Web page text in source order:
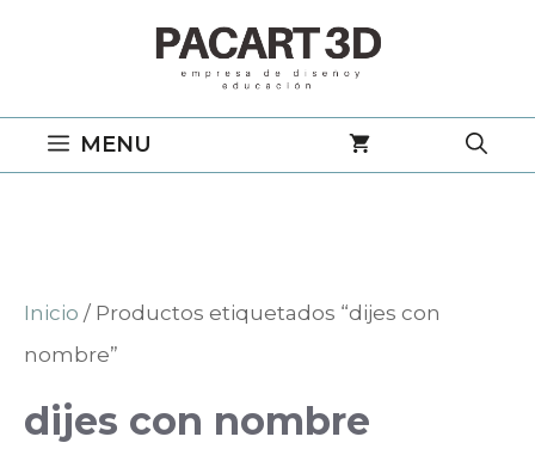
MENU
Inicio / Productos etiquetados “dijes con
nombre”
dijes con nombre